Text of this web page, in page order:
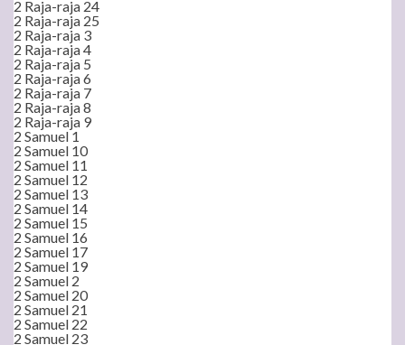
2 Raja-raja 24
2 Raja-raja 25
2 Raja-raja 3
2 Raja-raja 4
2 Raja-raja 5
2 Raja-raja 6
2 Raja-raja 7
2 Raja-raja 8
2 Raja-raja 9
2 Samuel 1
2 Samuel 10
2 Samuel 11
2 Samuel 12
2 Samuel 13
2 Samuel 14
2 Samuel 15
2 Samuel 16
2 Samuel 17
2 Samuel 19
2 Samuel 2
2 Samuel 20
2 Samuel 21
2 Samuel 22
2 Samuel 23